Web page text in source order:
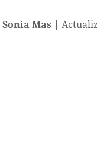
Sonia Mas